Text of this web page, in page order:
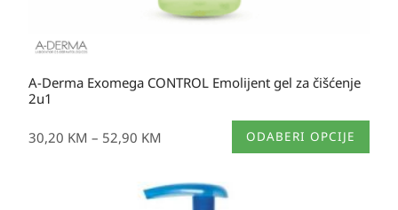
A-Derma Exomega CONTROL Emolijent gel za čišćenje
2u1
30,20 KM – 52,90 KM ODABERI OPCIJE
Ovaj
proizvod